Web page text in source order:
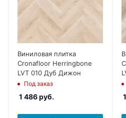
Виниловая плитка
Cronafloor Herringbone
LVT 010 Дуб Дижон
Под заказ
1 486руб.